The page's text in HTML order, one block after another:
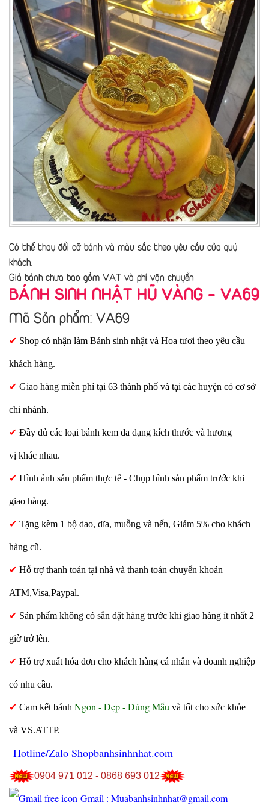
Có thể thay đổi cỡ bánh và màu sắc theo yêu cầu của quý
khách.
Giá bánh chưa bao gồm VAT và phí vận chuyển
BÁNH SINH NHẬT HŨ VÀNG - VA69
Mã Sản phẩm: VA69
✔ Shop có nhận làm Bánh sinh nhật và Hoa tươi theo yêu cầu
khách hàng.
✔ Giao hàng miễn phí tại 63 thành phố và tại các huyện có cơ sở
chi nhánh.
✔ Đầy đủ các loại bánh kem đa dạng kích thước và hương
vị khác nhau.
✔ Hình ảnh sản phẩm thực tế - Chụp hình sản phẩm trước khi
giao hàng.
✔ Tặng kèm 1 bộ dao, dĩa, muỗng và nến, Giảm 5% cho khách
hàng cũ.
✔ Hỗ trợ thanh toán tại nhà và thanh toán chuyển khoản
ATM,Visa,Paypal.
✔ Sản phẩm không có sẳn đặt hàng trước khi giao hàng ít nhất 2
giờ trở lên.
✔ Hỗ trợ xuất hóa đơn cho khách hàng cá nhân và doanh nghiệp
có nhu cầu.
✔ Cam kết bánh Ngon - Đẹp - Đúng Mẫu và tốt cho sức khỏe
và VS.ATTP.
Hotline/Zalo Shopbanhsinhnhat.com
0904 971 012 - 0868 693 012
Gmail : Muabanhsinhnhat@gmail.com